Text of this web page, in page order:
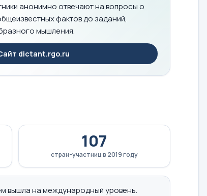
анонимно отвечают на вопросы о
фактов до заданий,
мышления.
dictant.rgo.ru
107
стран-участниц в 2019 году
вышла на международный уровень.